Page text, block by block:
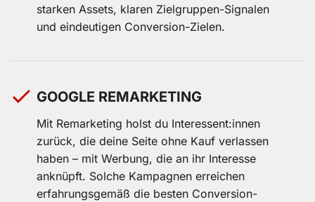
starken Assets, klaren Zielgruppen-Signalen
und eindeutigen Conversion-Zielen.
GOOGLE REMARKETING
Mit Remarketing holst du Interessent:innen
zurück, die deine Seite ohne Kauf verlassen
haben – mit Werbung, die an ihr Interesse
anknüpft. Solche Kampagnen erreichen
erfahrungsgemäß die besten Conversion-